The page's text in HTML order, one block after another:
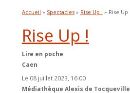
Accueil » Spectacles» Rise Up ! » Rise Up
Rise Up !
Lire en poche
Caen
Le 08 juillet 2023, 16:00
Médiathèque Alexis de Tocqueville